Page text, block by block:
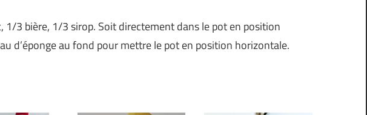
3 bière, 1/3 sirop. Soit directement dans le pot en position
d’éponge au fond pour mettre le pot en position horizontale.